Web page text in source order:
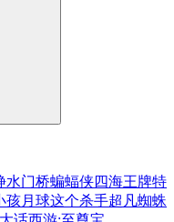
水门桥蝙蝠侠四海王牌特
孩月球这个杀手超凡蜘蛛